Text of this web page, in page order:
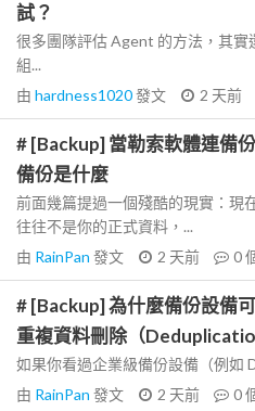
試？
很多團隊評估 Agent 的方法，其
組...
由 hardness1020發文 2 天前
# [Backup] 當勒索軟體連備
備份是什麼
前面幾篇提過一個殘酷的現實：現
往往不是你的正式資料，...
由 RainPan 發文 2 天前 0
# [Backup] 為什麼備份設備
重複資料刪除（
如果你看過企業級備份設備（例如
由 RainPan 發文 2 天前 0